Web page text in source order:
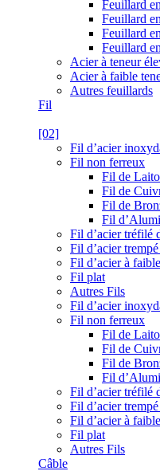
Feuillard
Feuillard
Feuillard
Feuillard
Acier à teneur
Acier à faible
Autres feuillards
Fil
[02]
Fil d’acier
Fil non ferreux
Fil de
Fil de
Fil de
Fil
Fil d’acier tréfilé
Fil d’acier
Fil d’acier à
Fil plat
Autres Fils
Fil d’acier
Fil non ferreux
Fil de
Fil de
Fil de
Fil
Fil d’acier tréfilé
Fil d’acier
Fil d’acier à
Fil plat
Autres Fils
Câble